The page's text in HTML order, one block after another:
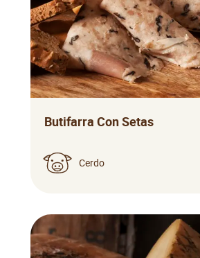
Butifarra Con Setas
Cerdo